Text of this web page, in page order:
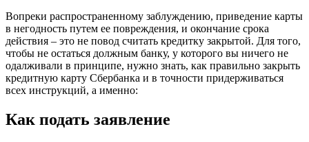
Вопреки распространенному заблуждению, приведение карты
в негодность путем ее повреждения, и окончание срока
действия – это не повод считать кредитку закрытой. Для того,
чтобы не остаться должным банку, у которого вы ничего не
одалживали в принципе, нужно знать, как правильно закрыть
кредитную карту Сбербанка и в точности придерживаться
всех инструкций, а именно:
Как подать заявление